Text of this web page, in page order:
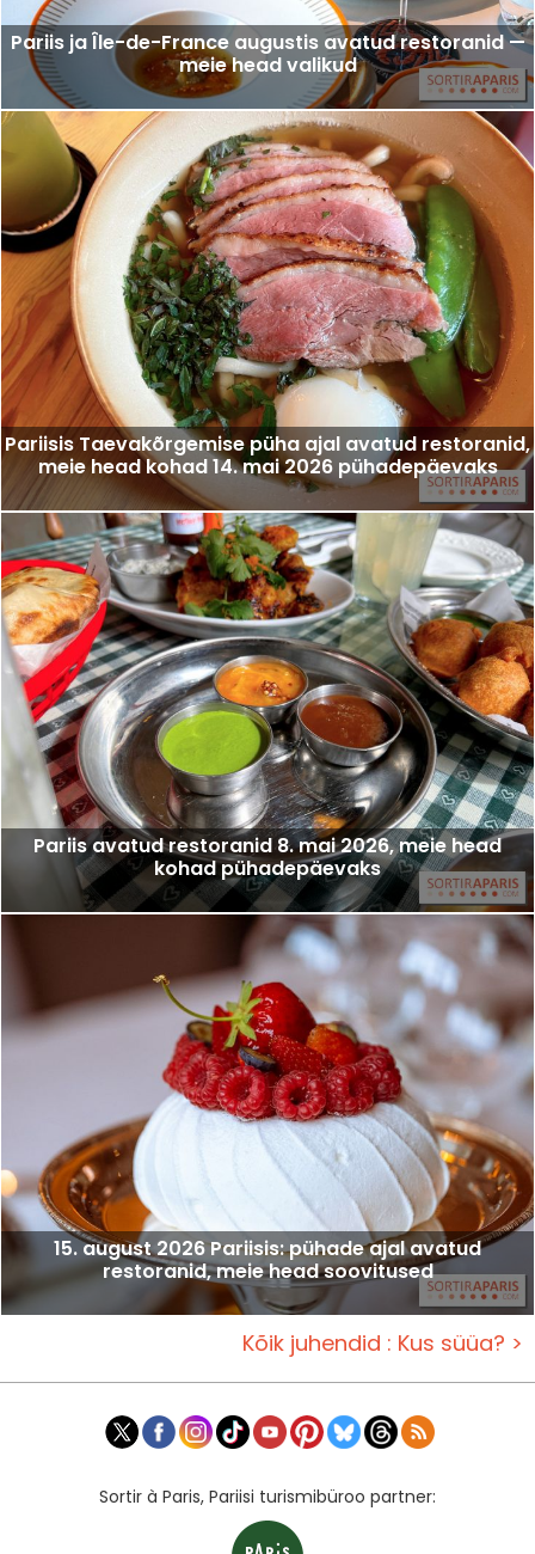
Pariis ja Île-de-France augustis avatud restoranid —
meie head valikud
Pariisis Taevakõrgemise püha ajal avatud restoranid,
meie head kohad 14. mai 2026 pühadepäevaks
Pariis avatud restoranid 8. mai 2026, meie head
kohad pühadepäevaks
15. august 2026 Pariisis: pühade ajal avatud
restoranid, meie head soovitused
Kõik juhendid : Kus süüa? >
Sortir à Paris, Pariisi turismibüroo partner: